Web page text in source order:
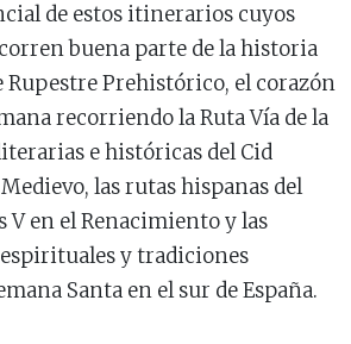
de estos itinerarios cuyos
buena parte de la historia
Rupestre Prehistórico, el corazón
recorriendo la Ruta Vía de la
e históricas del Cid
las rutas hispanas del
V en el Renacimiento y las
y tradiciones
Santa en el sur de España.